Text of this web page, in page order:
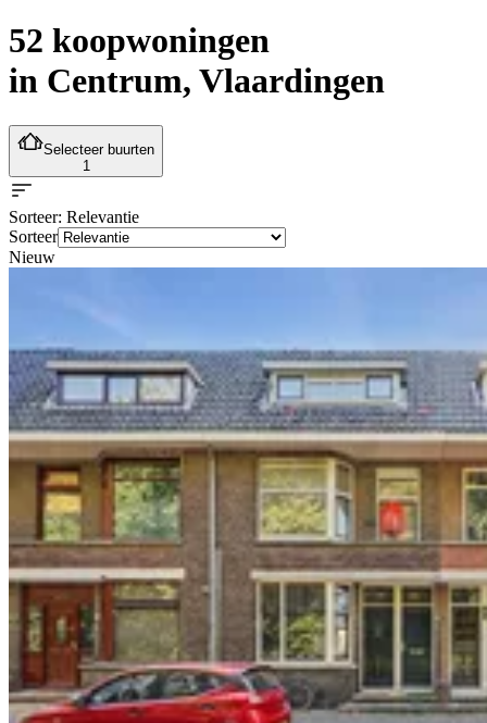
52 koopwoningen
in Centrum, Vlaardingen
Selecteer buurten
1
Sorteer: Relevantie
Sorteer
Nieuw